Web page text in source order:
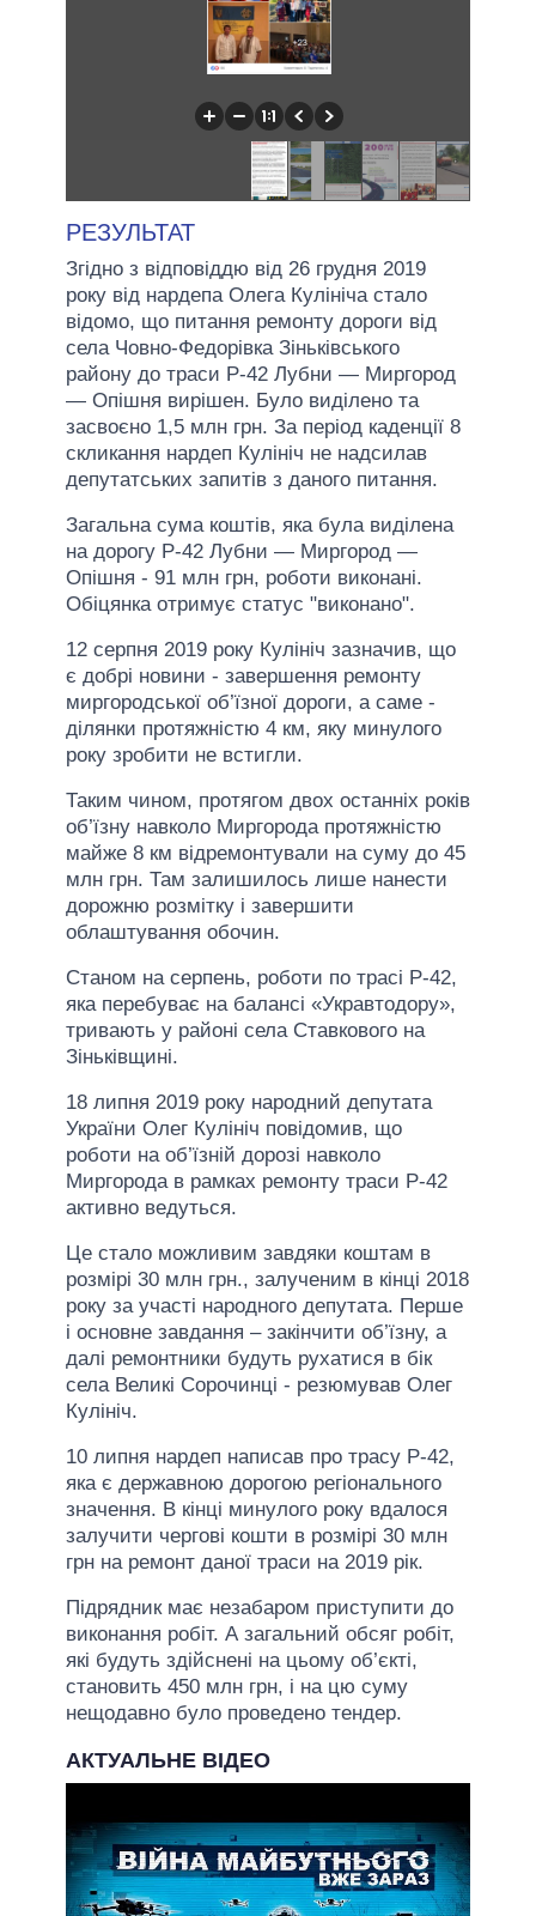
РЕЗУЛЬТАТ
Згідно з відповіддю від 26 грудня 2019
року від нардепа Олега Кулініча стало
відомо, що питання ремонту дороги від
села Човно-Федорівка Зіньківського
району до траси Р-42 Лубни — Миргород
— Опішня вирішен. Було виділено та
засвоєно 1,5 млн грн. За період каденції 8
скликання нардеп Кулініч не надсилав
депутатських запитів з даного питання.
Загальна сума коштів, яка була виділена
на дорогу Р-42 Лубни — Миргород —
Опішня - 91 млн грн, роботи виконані.
Обіцянка отримує статус "виконано".
12 серпня 2019 року Кулініч зазначив, що
є добрі новини - завершення ремонту
миргородської об’їзної дороги, а саме -
ділянки протяжністю 4 км, яку минулого
року зробити не встигли.
Таким чином, протягом двох останніх років
об’їзну навколо Миргорода протяжністю
майже 8 км відремонтували на суму до 45
млн грн. Там залишилось лише нанести
дорожню розмітку і завершити
облаштування обочин.
Станом на серпень, роботи по трасі Р-42,
яка перебуває на балансі «Укравтодору»,
тривають у районі села Ставкового на
Зіньківщині.
18 липня 2019 року народний депутата
України Олег Кулініч повідомив, що
роботи на об’їзній дорозі навколо
Миргорода в рамках ремонту траси Р-42
активно ведуться.
Це стало можливим завдяки коштам в
розмірі 30 млн грн., залученим в кінці 2018
року за участі народного депутата. Перше
і основне завдання – закінчити об’їзну, а
далі ремонтники будуть рухатися в бік
села Великі Сорочинці - резюмував Олег
Кулініч.
10 липня нардеп написав про трасу Р-42,
яка є державною дорогою регіонального
значення. В кінці минулого року вдалося
залучити чергові кошти в розмірі 30 млн
грн на ремонт даної траси на 2019 рік.
Підрядник має незабаром приступити до
виконання робіт. А загальний обсяг робіт,
які будуть здійснені на цьому об’єкті,
становить 450 млн грн, і на цю суму
нещодавно було проведено тендер.
АКТУАЛЬНЕ ВІДЕО